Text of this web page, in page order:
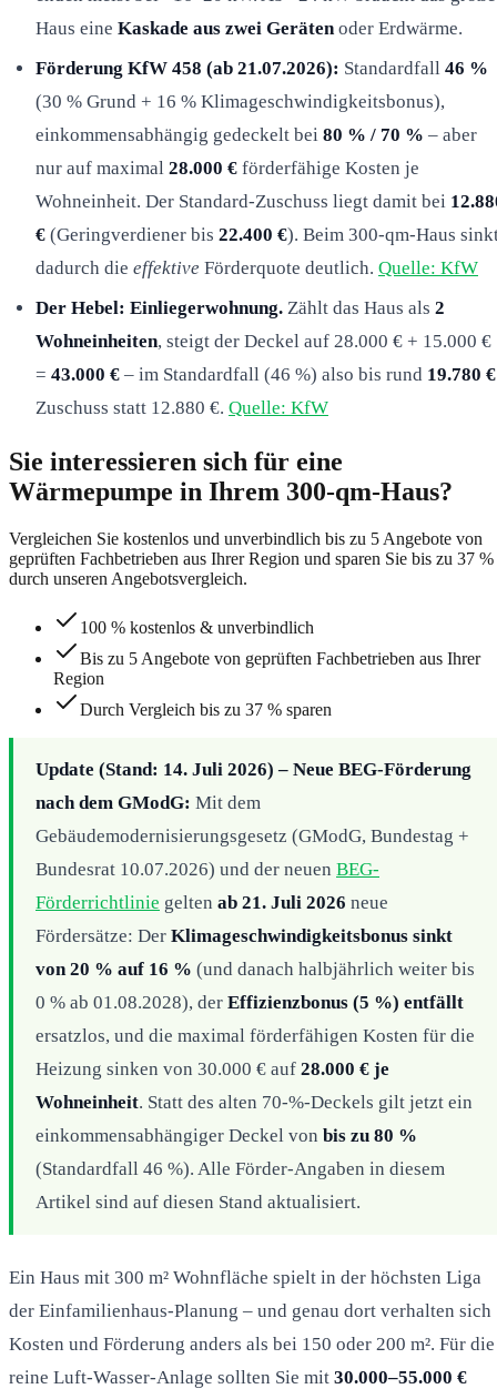
Haus eine Kaskade aus zwei Gerätenoder Erdwärme.
Förderung KfW 458 (ab 21.07.2026): Standardfall 46 %
(30 % Grund + 16 % Klimageschwindigkeitsbonus),
einkommensabhängig gedeckelt bei 80 % / 70 % – aber
nur auf maximal 28.000 € förderfähige Kosten je
Wohneinheit. Der Standard-Zuschuss liegt damit bei
€ (Geringverdiener bis 22.400 €). Beim 300-qm-Haus
dadurch die effektive Förderquote deutlich. Quelle: KfW
Der Hebel: Einliegerwohnung. Zählt das Haus als 2
Wohneinheiten, steigt der Deckel auf 28.000 € + 15.000 €
= 43.000 € – im Standardfall (46 %) also bis rund 19.780 €
Zuschuss statt 12.880 €. Quelle: KfW
Sie interessieren sich für eine
Wärmepumpe in Ihrem 300-qm-Haus?
Vergleichen Sie kostenlos und unverbindlich bis zu 5 Angebote von
geprüften Fachbetrieben aus Ihrer Region und sparen Sie bis zu 37 %
durch unseren Angebotsvergleich.
100 % kostenlos & unverbindlich
Bis zu 5 Angebote von geprüften Fachbetrieben aus Ihrer
Region
Durch Vergleich bis zu 37 % sparen
Update (Stand: 14. Juli 2026) – Neue BEG-Förderung
nach dem GModG: Mit dem
Gebäudemodernisierungsgesetz (GModG, Bundestag +
Bundesrat 10.07.2026) und der neuen BEG-
Förderrichtlinie gelten ab 21. Juli 2026 neue
Fördersätze: Der Klimageschwindigkeitsbonus sinkt
von 20 % auf 16 % (und danach halbjährlich weiter bis
0 % ab 01.08.2028), der Effizienzbonus (5 %) entfällt
ersatzlos, und die maximal förderfähigen Kosten für die
Heizung sinken von 30.000 € auf 28.000 € je
Wohneinheit. Statt des alten 70-%-Deckels gilt jetzt ein
einkommensabhängiger Deckel von bis zu 80 %
(Standardfall 46 %). Alle Förder-Angaben in diesem
Artikel sind auf diesen Stand aktualisiert.
Ein Haus mit 300 m² Wohnfläche spielt in der höchsten Liga
der Einfamilienhaus-Planung – und genau dort verhalten sich
Kosten und Förderung anders als bei 150 oder 200 m². Für die
reine Luft-Wasser-Anlage sollten Sie mit 30.000–55.000 €